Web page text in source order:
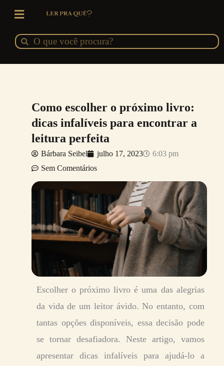
conteúdo
Pesquisar
Pesquisar
Como escolher o próximo livro:
dicas infalíveis para encontrar a
leitura perfeita
Bárbara Seibel julho 17, 2023
6:03 pm
Sem Comentários
Escolher o próximo livro é uma das alegrias
da vida de um leitor ávido. No entanto, com
tantas opções disponíveis, essa decisão pode
se tornar desafiadora. Neste artigo, vamos
apresentar dicas infalíveis para ajudá-lo a